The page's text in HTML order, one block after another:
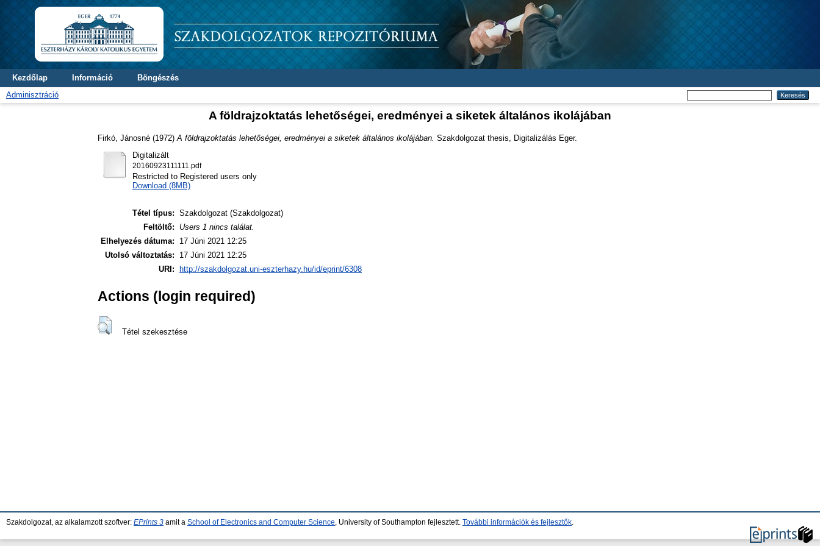
Kezdőlap Információ
Böngészés
Adminisztráció
A földrajzoktatás lehetőségei, eredményei a siketek általános ikolájában
Firkó, Jánosné (1972) A földrajzoktatás lehetőségei, eredményei a siketek általános ikolájában. Szakdolgozat thesis, Digitalizálás Eger.
Digitalizált
20160923111111.pdf
Restricted to Registered users only
Download (8MB)
Tétel típus: Szakdolgozat (Szakdolgozat)
Feltöltő:
Users 1 nincs találat.
Elhelyezés dátuma:
17 Júni 2021 12:25
Utolsó változtatás:
17 Júni 2021 12:25
URI:
http://szakdolgozat.uni-eszterhazy.hu/id/eprint/6308
Actions (login required)
Tétel szekesztése
Szakdolgozat, az alkalamzott szoftver: EPrints 3 amit a School of Electronics and Computer Science , University of Southampton fejlesztett. További információk és fejlesztők